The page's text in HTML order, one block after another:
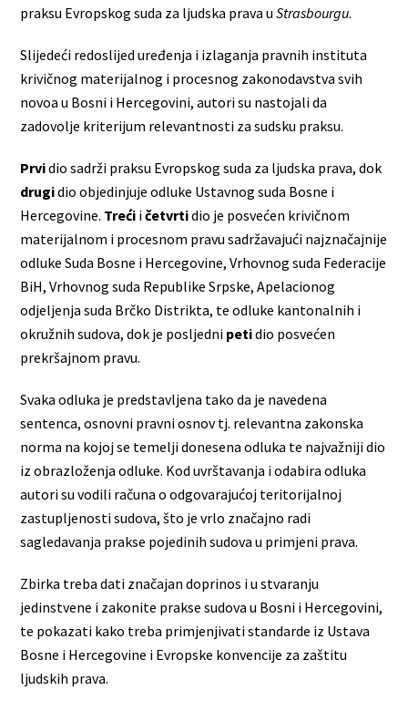
praksu Evropskog suda za ljudska prava uStrasbourgu.
Slijedeći redoslijed uređenja i izlaganja pravnih instituta
krivičnog materijalnog i procesnog zakonodavstva svih
novoa u Bosni i Hercegovini, autori su nastojali da
zadovolje kriterijum relevantnosti za sudsku praksu.
Prvidio sadrži praksu Evropskog suda za ljudska prava, dok
drugidio objedinjuje odluke Ustavnog suda Bosne i
Hercegovine. Treći ičetvrtidio je posvećen krivičnom
materijalnom i procesnom pravu sadržavajući najznačajnije
odluke Suda Bosne i Hercegovine, Vrhovnog suda Federacije
BiH, Vrhovnog suda Republike Srpske, Apelacionog
odjeljenja suda Brčko Distrikta, te odluke kantonalnih i
okružnih sudova, dok je posljedni petidio posvećen
prekršajnom pravu.
Svaka odluka je predstavljena tako da je navedena
sentenca, osnovni pravni osnov tj. relevantna zakonska
norma na kojoj se temelji donesena odluka te najvažniji dio
iz obrazloženja odluke. Kod uvrštavanja i odabira odluka
autori su vodili računa o odgovarajućoj teritorijalnoj
zastupljenosti sudova, što je vrlo značajno radi
sagledavanja prakse pojedinih sudova u primjeni prava.
Zbirka treba dati značajan doprinos i u stvaranju
jedinstvene i zakonite prakse sudova u Bosni i Hercegovini,
te pokazati kako treba primjenjivati standarde iz Ustava
Bosne i Hercegovine i Evropske konvencije za zaštitu
ljudskih prava.